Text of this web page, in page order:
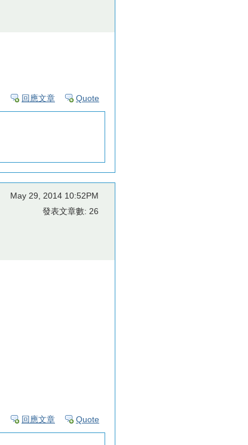
回應文章 Quote
May 29, 2014 10:52PM
發表文章數: 26
回應文章 Quote